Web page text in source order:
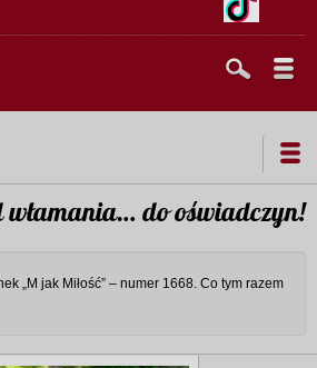
włamania… do oświadczyn!
„M jak Miłość” – numer 1668. Co tym razem